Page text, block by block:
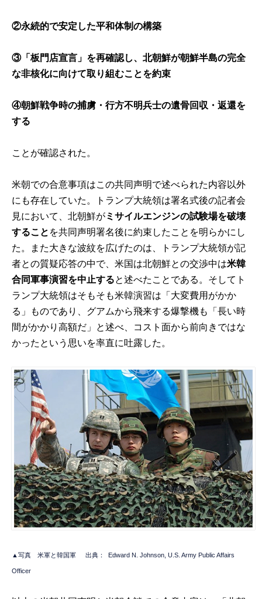
②永続的で安定した平和体制の構築
③「板門店宣言」を再確認し、北朝鮮が朝鮮半島の完全
な非核化に向けて取り組むことを約束
④朝鮮戦争時の捕虜・行方不明兵士の遺骨回収・返還を
する
ことが確認された。
米朝での合意事項はこの共同声明で述べられた内容以外
にも存在していた。トランプ大統領は署名式後の記者会
見において、北朝鮮がミサイルエンジンの試験場を破壊
すること を共同声明署名後に約束したことを明らかにし
た。また大きな波紋を広げたのは、トランプ大統領が記
者との質疑応答の中で、米国は北朝鮮との交渉中は米韓
合同軍事演習を中止すると述べたことである。そしてト
ランプ大統領はそもそも米韓演習は「大変費用がかか
る」ものであり、グアムから飛来する爆撃機も「長い時
間がかかり高額だ」と述べ、コスト面から前向きではな
かったという思いを率直に吐露した。
▲写真 米軍と韓国軍 出典： Edward N. Johnson, U.S. Army Public Affairs
Officer